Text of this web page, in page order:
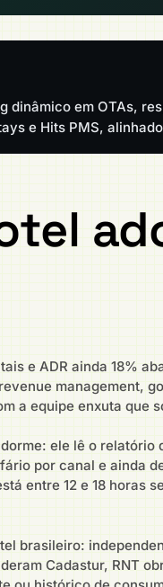
dinâmico em OTAs,
e Hits PMS,
e ADR ainda 18%
management,
a equipe enxuta que
ele lê o relatório
por canal e ainda
entre 12 e 18 horas
brasileiro:
Cadastur, RNT